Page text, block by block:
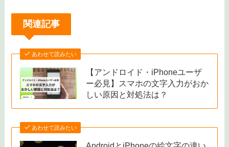
関連記事
あわせて読みたい
【アンドロイド・iPhoneユーザ
ー必見】スマホの文字入力がおか
しい原因と対処法は？
あわせて読みたい